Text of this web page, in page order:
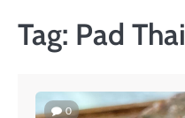
Tag: Pad Thai
0